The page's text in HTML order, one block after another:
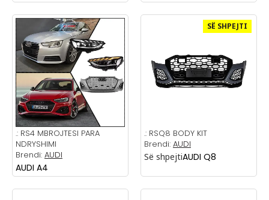
.: RS4 MBROJTESI PARA
NDRYSHIMI
Brendi: AUDI
AUDI A4
SË SHPEJTI
.: RSQ8 BODY KIT
Brendi: AUDI
Së shpejtiAUDI Q8